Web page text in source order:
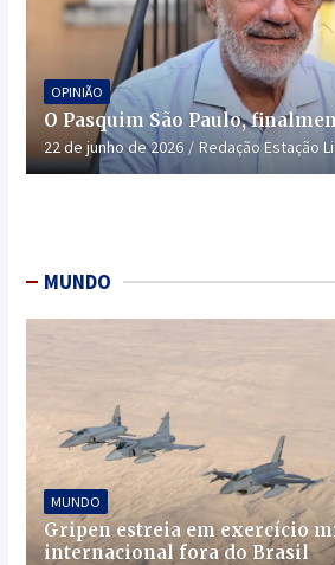
OPINIÃO
O Pasquim São Paulo,
22 de junho de 2026 Redação Estação
MUNDO
MUNDO
Gripen estreia em exercício
internacional fora do Brasil